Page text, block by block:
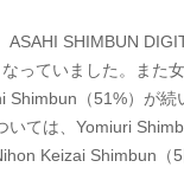
ASAHI SHIMBUN
っていました。また
Shimbun （ 51%）が続
ては、 Yomiuri
Keizai Shimbun （ 5